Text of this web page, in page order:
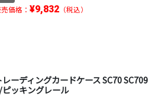
価格： ¥9,832（税込）
レーディングカードケース SC70 SC709
ッキングレール